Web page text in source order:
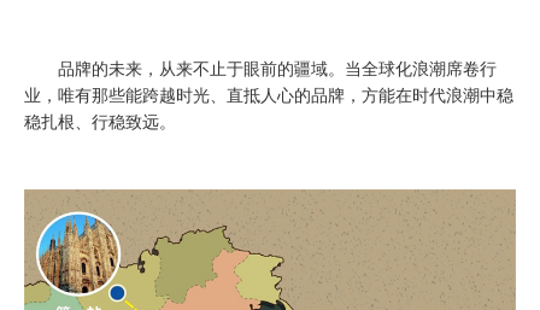
品牌的未来，从来不止于眼前的疆域。当全球化浪潮席卷行
业，唯有那些能跨越时光、直抵人心的品牌，方能在时代浪潮中稳
稳扎根、行稳致远。